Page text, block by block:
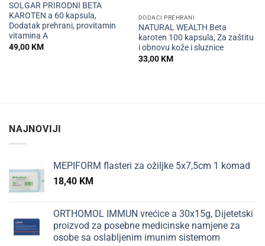
SOLGAR PRIRODNI BETA
KAROTEN a 60 kapsula,
Dodatak prehrani, provitamin
vitamina A
49,00KM
DODACI PREHRANI
NATURAL WEALTH Beta
karoten 100 kapsula, Za zaštitu
i obnovu kože i sluznice
33,00KM
NAJNOVIJI
MEPIFORM flasteri za ožiljke 5x7,5cm 1 komad
18,40 KM
ORTHOMOL IMMUN vrećice a 30x15g, Dijetetski
proizvod za posebne medicinske namjene za
osobe sa oslabljenim imunim sistemom